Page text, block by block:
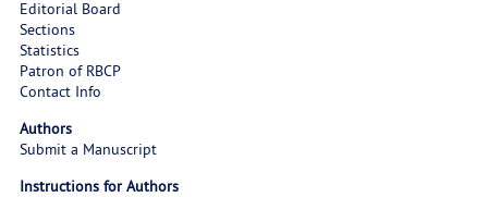
Editorial Board
Sections
Statistics
Patron of RBCP
Contact Info
Authors
Submit a Manuscript
Instructions for Authors